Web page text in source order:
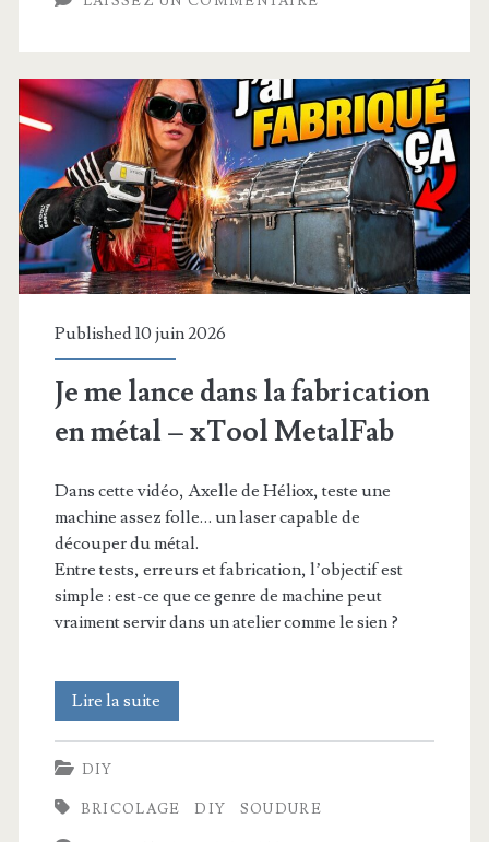
Published 10 juin 2026
Je me lance dans la fabrication
en métal – xTool MetalFab
Dans cette vidéo, Axelle de Héliox, teste une
machine assez folle… un laser capable de
découper du métal.
Entre tests, erreurs et fabrication, l’objectif est
simple : est-ce que ce genre de machine peut
vraiment servir dans un atelier comme le sien ?
Lire la suite
me
dans
DIY
BRICOLAGE DIY SOUDURE